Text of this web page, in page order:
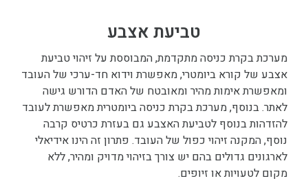
טביעת אצבע
מערכת בקרת כניסה מתקדמת, המבוססת על זיהוי טביעת
אצבע של קורא ביומטרי, מאפשרת וידוא חד-ערכי של העובד
ומאפשרת אימות מהיר ומאובטח של האדם הדורש גישה
לאתר. בנוסף, מערכת בקרת כניסה ביומטרית מאפשרת לעובד
להזדהות בנוסף לטביעת האצבע גם בעזרת כרטיס קרבה
נוסף, המקנה זיהוי כפול של העובד. פתרון זה הינו אידיאלי
לארגונים גדולים בהם יש צורך בזיהוי מדויק ומהיר, ללא
מקום לטעויות או זיופים.